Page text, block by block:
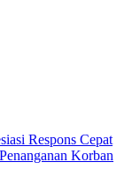
Respons Cepat
Korban